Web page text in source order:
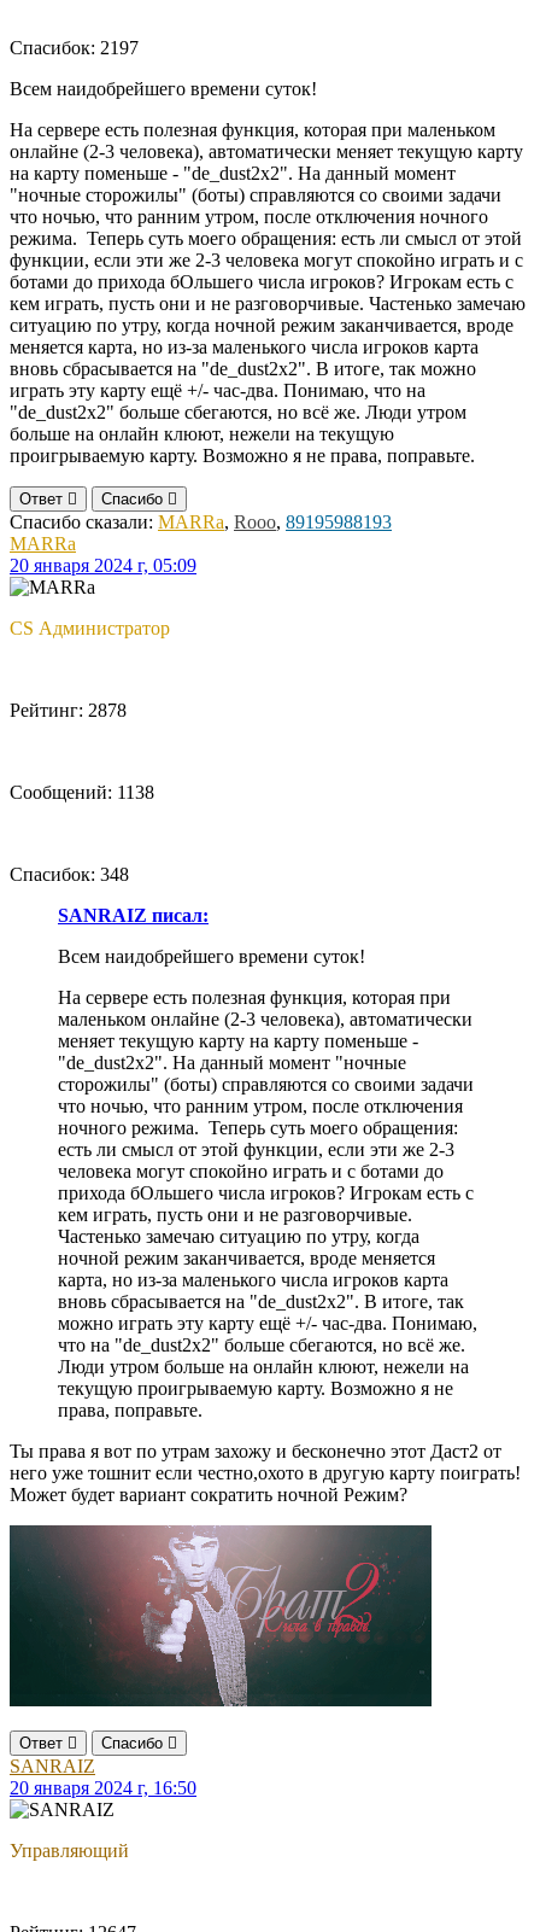
Спасибок: 2197
Всем наидобрейшего времени суток!
На сервере есть полезная функция, которая при маленьком
онлайне (2-3 человека), автоматически меняет текущую карту
на карту поменьше - "de_dust2x2". На данный момент
"ночные сторожилы" (боты) справляются со своими задачи
что ночью, что ранним утром, после отключения ночного
режима. Теперь суть моего обращения: есть ли смысл от этой
функции, если эти же 2-3 человека могут спокойно играть и с
ботами до прихода бОльшего числа игроков? Игрокам есть с
кем играть, пусть они и не разговорчивые. Частенько замечаю
ситуацию по утру, когда ночной режим заканчивается, вроде
меняется карта, но из-за маленького числа игроков карта
вновь сбрасывается на "de_dust2x2". В итоге, так можно
играть эту карту ещё +/- час-два. Понимаю, что на
"de_dust2x2" больше сбегаются, но всё же. Люди утром
больше на онлайн клюют, нежели на текущую
проигрываемую карту. Возможно я не права, поправьте.
Ответ Спасибо
Спасибо сказали: MARRa, Rooo, 89195988193
MARRa
20 января 2024 г, 05:09
CS Администратор
Рейтинг: 2878
Сообщений: 1138
Спасибок: 348
SANRAIZ писал:
Всем наидобрейшего времени суток!
На сервере есть полезная функция, которая при
маленьком онлайне (2-3 человека), автоматически
меняет текущую карту на карту поменьше -
"de_dust2x2". На данный момент "ночные
сторожилы" (боты) справляются со своими задачи
что ночью, что ранним утром, после отключения
ночного режима. Теперь суть моего обращения:
есть ли смысл от этой функции, если эти же 2-3
человека могут спокойно играть и с ботами до
прихода бОльшего числа игроков? Игрокам есть с
кем играть, пусть они и не разговорчивые.
Частенько замечаю ситуацию по утру, когда
ночной режим заканчивается, вроде меняется
карта, но из-за маленького числа игроков карта
вновь сбрасывается на "de_dust2x2". В итоге, так
можно играть эту карту ещё +/- час-два. Понимаю,
что на "de_dust2x2" больше сбегаются, но всё же.
Люди утром больше на онлайн клюют, нежели на
текущую проигрываемую карту. Возможно я не
права, поправьте.
Ты права я вот по утрам захожу и бесконечно этот Даст2 от
него уже тошнит если честно,охото в другую карту поиграть!
Может будет вариант сократить ночной Режим?
Ответ Спасибо
SANRAIZ
20 января 2024 г, 16:50
Управляющий